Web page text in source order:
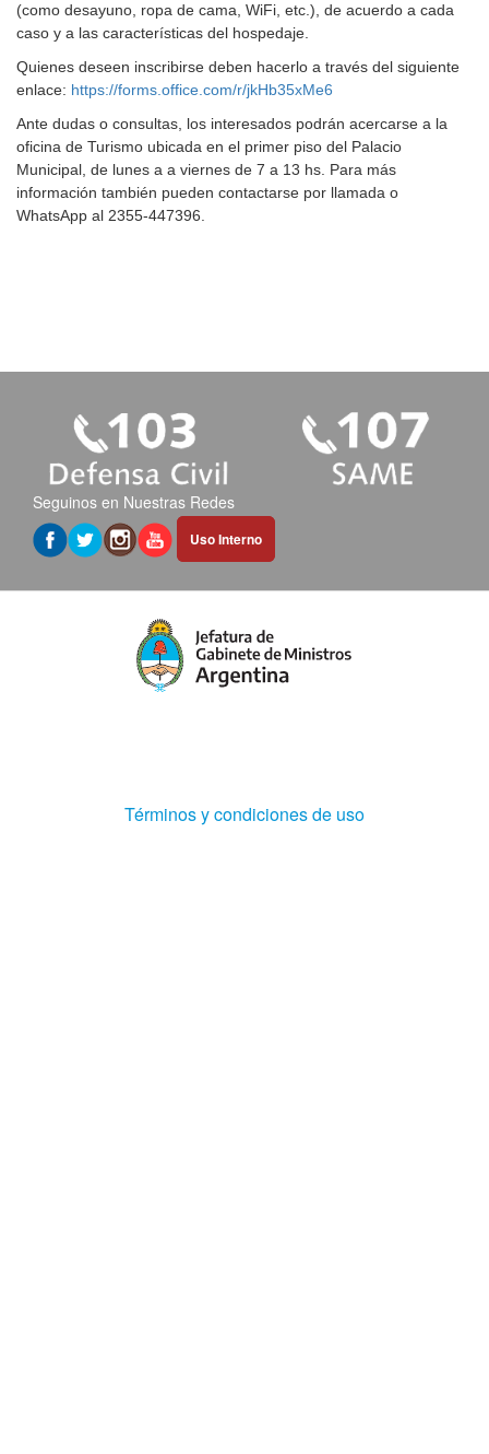
(como desayuno, ropa de cama, WiFi, etc.), de acuerdo a cada
caso y a las características del hospedaje.
Quienes deseen inscribirse deben hacerlo a través del siguiente
enlace: https://forms.office.com/r/jkHb35xMe6
Ante dudas o consultas, los interesados podrán acercarse a la
oficina de Turismo ubicada en el primer piso del Palacio
Municipal, de lunes a a viernes de 7 a 13 hs. Para más
información también pueden contactarse por llamada o
WhatsApp al 2355-447396.
Seguinos en Nuestras Redes
Abrir
hipervínculo
en
nueva
Uso Interno
Términos y condiciones de uso(Abre